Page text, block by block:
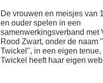
De vrouwen en meisjes van
en ouder spelen in een
samenwerkingsverband met
Rood Zwart, onder de naam
Twickel", in een eigen
Twickel heeft haar eigen